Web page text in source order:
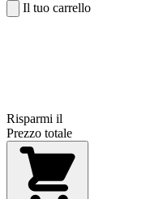
Il tuo carrello
Risparmi il
Prezzo totale